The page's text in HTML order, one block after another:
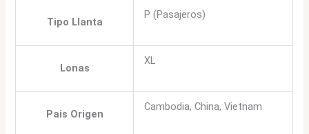
Tipo Llanta
P (Pasajeros)
Lonas
XL
Pais Origen
Cambodia, China, Vietnam